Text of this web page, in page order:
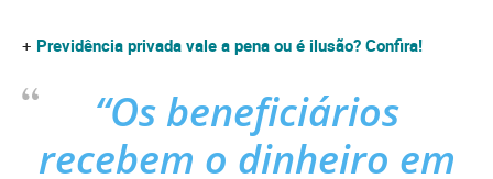
+ Previdência privada vale a pena ou é ilusão? Confira!
“Os beneficiários
recebem o dinheiro em